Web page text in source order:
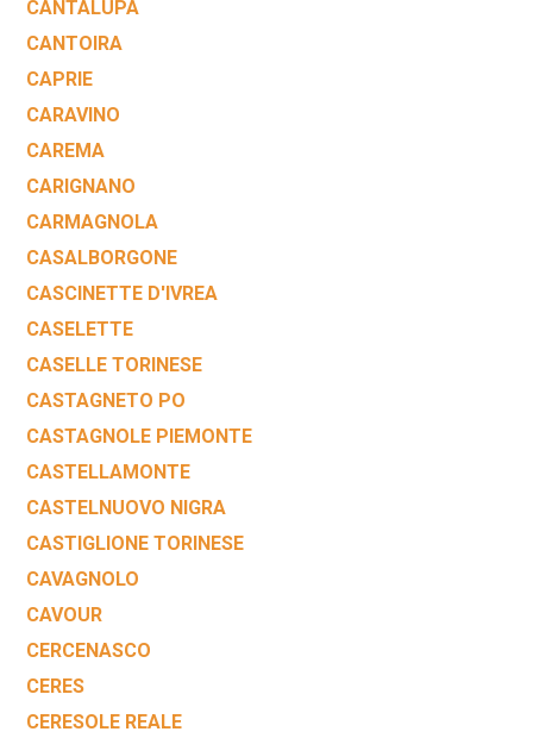
CANTALUPA
CANTOIRA
CAPRIE
CARAVINO
CAREMA
CARIGNANO
CARMAGNOLA
CASALBORGONE
CASCINETTE D'IVREA
CASELETTE
CASELLE TORINESE
CASTAGNETO PO
CASTAGNOLE PIEMONTE
CASTELLAMONTE
CASTELNUOVO NIGRA
CASTIGLIONE TORINESE
CAVAGNOLO
CAVOUR
CERCENASCO
CERES
CERESOLE REALE